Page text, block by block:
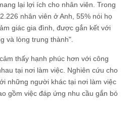
lại lợi ích cho nhân viên. Trong
nhân viên ở Anh, 55% nói họ
giác gia đình, được gắn kết với
và lòng trung thành".
thấy hạnh phúc hơn với công
tại nơi làm việc. Nghiên cứu cho
những người khác tại nơi làm việc
gồm việc đáp ứng nhu cầu gắn bó